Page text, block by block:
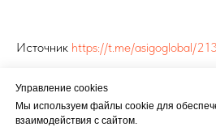
Источник https://t.me/asigoglobal/
Управление cookies
Мы используем файлы cookie для
взаимодействия с сайтом.